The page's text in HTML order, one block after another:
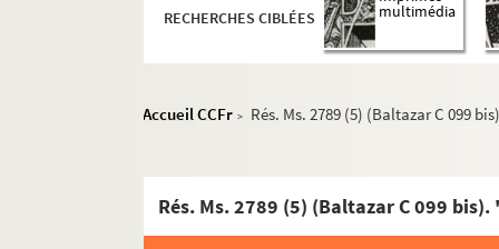
RECHERCHES CIBLÉES
multimédia
Accueil CCFr > Rés. Ms. 2789 (5) (Baltazar C 099
Rés. Ms. 2789 (5) (Baltazar C 099
Rés. Ms. 3046 (Baltazar C 073).
Rés. Ms. 3047 (Baltazar C 074). La nuit
Rés. Ms. 3051 (Baltazar C 078). Ce monde
Rés. Ms. 3014 (Baltazar C 079). Life and